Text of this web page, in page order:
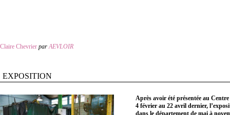
Claire Chevrier par AEVLOIR
EXPOSITION
Après avoir été présentée au
4 février au 22 avril dernier,
dans le département de mai à